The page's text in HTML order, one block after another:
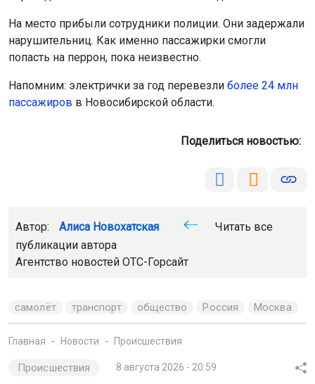
На место прибыли сотрудники полиции. Они задержали
нарушительниц. Как именно пассажирки смогли
попасть на перрон, пока неизвестно.
Напомним: электрички за год перевезли более 24 млн
пассажиров в Новосибирской области.
Поделиться новостью:
Автор: Алиса Новохатская
Читать все
публикации автора
Агентство новостей ОТС-Горсайт
самолёт транспорт общество Россия Москва
Главная Новости Происшествия
Происшествия 8 августа 2026 - 20:59